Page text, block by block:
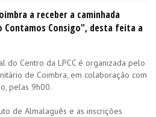
a receber a caminhada
Contamos Consigo", desta feita a
do Centro da LPCC é organizada pelo
de Coimbra, em colaboração com
pelas 9h00.
de Almalaguês e as inscrições